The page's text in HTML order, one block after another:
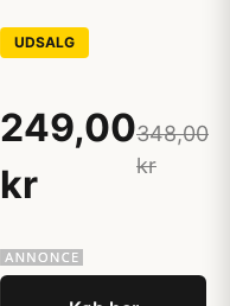
UDSALG
249,00
kr
348,00
kr